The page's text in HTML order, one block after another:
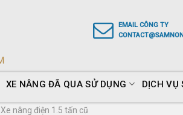
EMAIL CÔNG TY
XE NÂNG ĐÃ QUA SỬ DỤNG DỊCH VỤ
Xe nâng điện 1.5 tấn cũ